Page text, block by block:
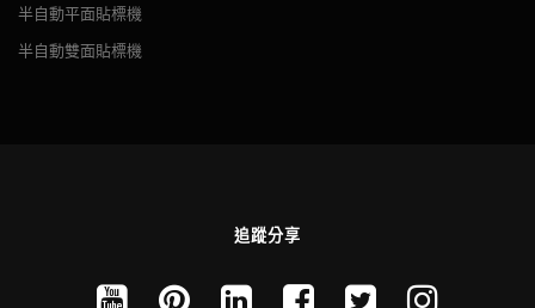
半自動平面貼標機
半自動雙面貼標機
追蹤分享